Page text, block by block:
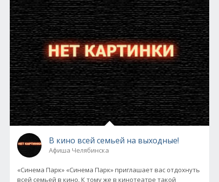
В кино всей семьей на выходные!
Афиша Челябинска
«Синема Парк» «Синема Парк» приглашает вас отдохнуть
всей семьей в кино. К тому же в кинотеатре такой